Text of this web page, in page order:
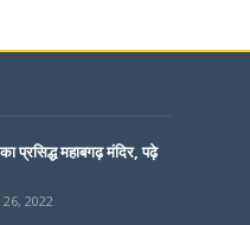
प्रसिद्ध महाबगढ़ मंदिर, पढ़े
2022